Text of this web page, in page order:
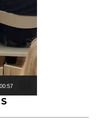
00:57